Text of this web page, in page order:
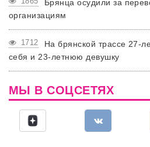
Брянца осудили за
организациям
1712
На брянской трассе 27-
себя и 23-летнюю девушку
МЫ В СОЦСЕТЯХ